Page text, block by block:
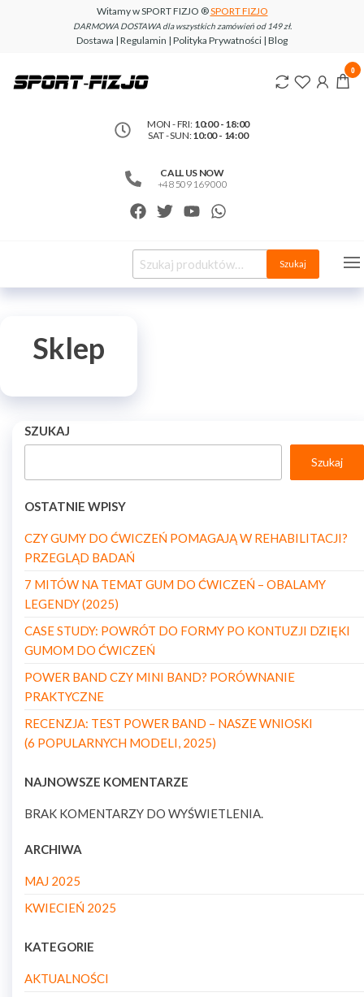
Witamy w SPORT FIZJO ®SPORT FIZJO
DARMOWA DOSTAWA dla wszystkich zamówień od 149 zł.
Dostawa | Regulamin | Polityka Prywatności | Blog
www.sport-
MON - FRI: 10:00 - 18:00
SAT - SUN:10:00 - 14:00
CALL US NOW
+48 509 169 000
0
Szukaj
Sklep
SZUKAJ
Szukaj
OSTATNIE WPISY
CZY GUMY DO ĆWICZEŃ POMAGAJĄ W REHABILITACJI?
PRZEGLĄD BADAŃ
7 MITÓW NA TEMAT GUM DO ĆWICZEŃ – OBALAMY
LEGENDY (2025)
CASE STUDY: POWRÓT DO FORMY PO KONTUZJI DZIĘKI
GUMOM DO ĆWICZEŃ
POWER BAND CZY MINI BAND? PORÓWNANIE
PRAKTYCZNE
RECENZJA: TEST POWER BAND – NASZE WNIOSKI
(6 POPULARNYCH MODELI, 2025)
NAJNOWSZE KOMENTARZE
BRAK KOMENTARZY DO WYŚWIETLENIA.
ARCHIWA
MAJ 2025
KWIECIEŃ 2025
KATEGORIE
AKTUALNOŚCI